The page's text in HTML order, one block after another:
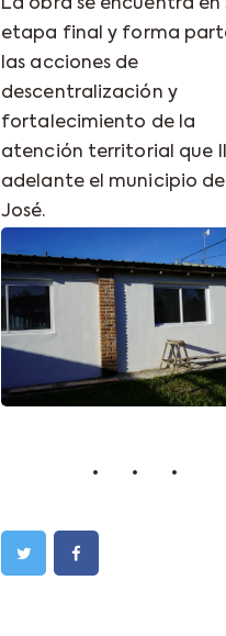
La obra se encuentra en
etapa final y forma
las acciones de
descentralización y
fortalecimiento de la
atención territorial que
adelante el municipio de
José.